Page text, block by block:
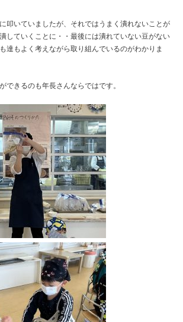
叩いていましたが、それではうまく潰れないことが
していくことに・・最後には潰れていない豆がない
達もよく考えながら取り組んでいるのがわかりま
できるのも年長さんならではです。